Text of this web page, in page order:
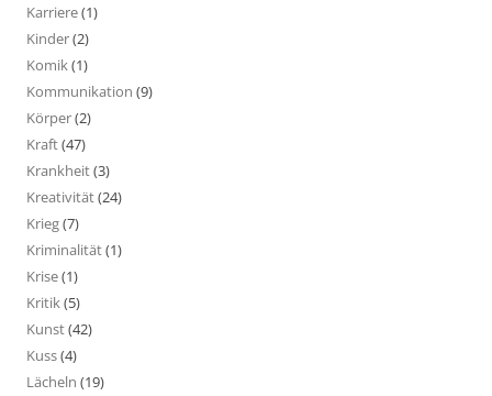
Karriere(1)
Kinder(2)
Komik(1)
Kommunikation (9)
Körper(2)
Kraft(47)
Krankheit(3)
Kreativität(24)
Krieg(7)
Kriminalität(1)
Krise(1)
Kritik(5)
Kunst(42)
Kuss(4)
Lächeln (19)